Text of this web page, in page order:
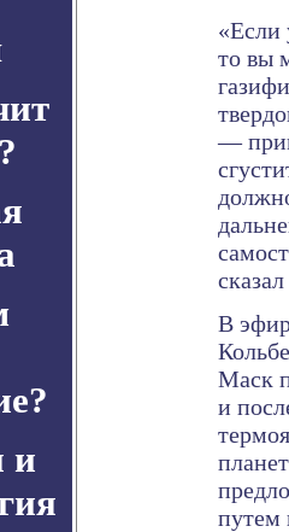
и
«Если
то вы
—
В
Маск
и
путем